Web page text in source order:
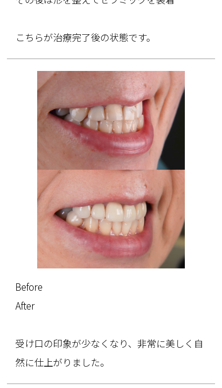
こちらが治療完了後の状態です。
Before
After
受け口の印象が少なくなり、非常に美しく自
然に仕上がりました。